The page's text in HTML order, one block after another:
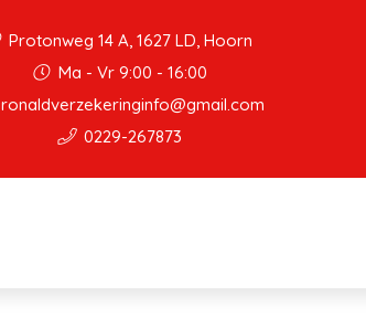
Protonweg 14 A, 1627 LD, Hoorn
Ma - Vr 9:00 - 16:00
ronaldverzekeringinfo@gmail.com
0229-267873